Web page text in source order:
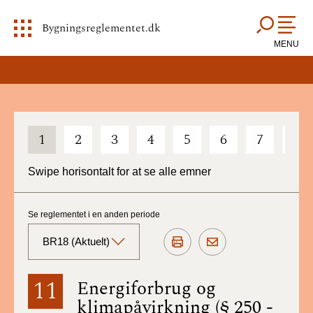
Bygningsreglementet.dk
MENU
1 2 3 4 5 6 7
Swipe horisontalt for at se alle emner
11 Energiforbrug og
klimapåvirkning (§ 250 -
Se reglementet i en anden periode
BR18 (Aktuelt)
BR18 (Aktuelt)